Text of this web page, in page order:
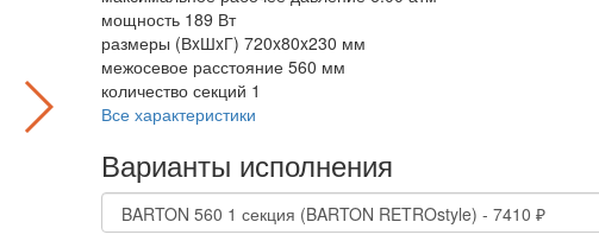
мощность 189 Вт
размеры (ВxШxГ) 720x80x230 мм
межосевое расстояние 560 мм
количество секций 1
Все характеристики
Варианты исполнения